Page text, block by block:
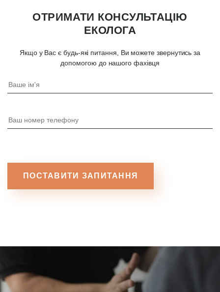
ОТРИМАТИ КОНСУЛЬТАЦІЮ
ЕКОЛОГА
Якщо у Вас є будь-які питання, Ви можете звернутись за
допомогою до нашого фахівця